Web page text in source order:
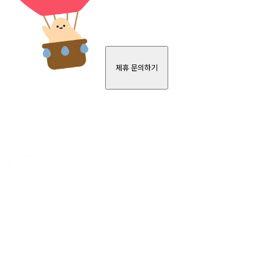
제휴 문의하기